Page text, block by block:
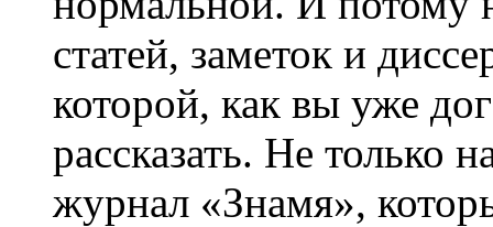
статей, заметок и
которой, как вы уже
рассказать. Не только
журнал «Знамя»,